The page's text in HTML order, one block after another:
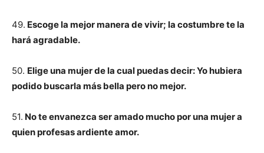
49. Escoge la mejor manera de vivir; la costumbre te la
hará agradable.
50. Elige una mujer de la cual puedas decir: Yo hubiera
podido buscarla más bella pero no mejor.
51. No te envanezca ser amado mucho por una mujer a
quien profesas ardiente amor.